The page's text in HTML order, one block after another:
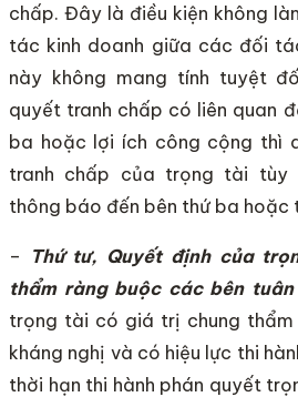
chấp. Đây là điều kiện không
tác kinh doanh giữa các đối
này không mang tính tuyệt
quyết tranh chấp có liên quan
ba hoặc lợi ích công cộng thì
tranh chấp của trọng tài tùy
thông báo đến bên thứ ba hoặc
–
Thứ tư, Quyết định của
thẩm ràng buộc các bên tuân
trọng tài có giá trị chung
kháng nghị và có hiệu lực thi
thời hạn thi hành phán quyết